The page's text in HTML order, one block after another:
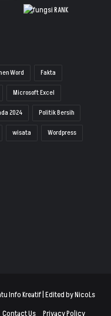
Word
Fakta
Microsoft Excel
2024
Politik Bersih
wisata Wordpress
Info Kreatif| Edited by NicoLs
Contact Us Privacy Policy